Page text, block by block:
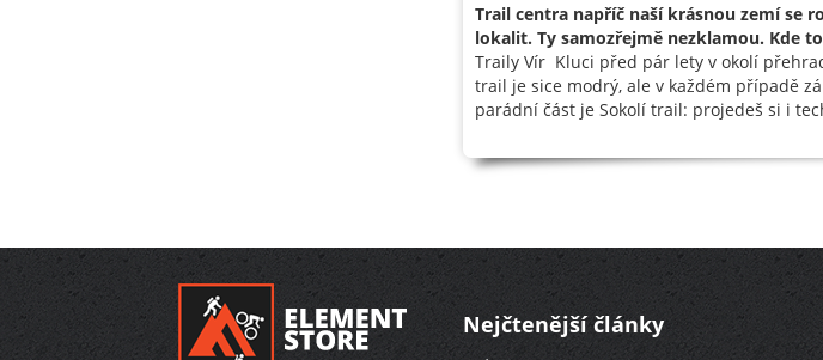
Trail centra napříč naší krásnou zemí se
lokalit. Ty samozřejmě nezklamou. Kde
Traily Vír Kluci před pár lety v okolí
trail je sice modrý, ale v každém případě
parádní část je Sokolí trail: projedeš si i
Nejčtenější články